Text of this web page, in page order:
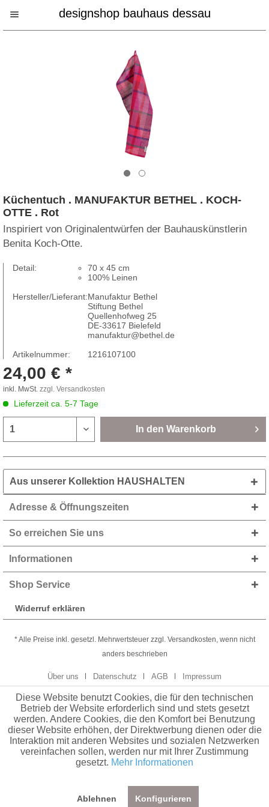
designshop bauhaus dessau
Küchentuch . MANUFAKTUR BETHEL . KOCH-
OTTE . Rot
Inspiriert von Originalentwürfen der Bauhauskünstlerin
Benita Koch-Otte.
Detail:
70 x 45 cm
100% Leinen
Hersteller/Lieferant:Manufaktur Bethel
Stiftung Bethel
Quellenhofweg 25
DE-33617 Bielefeld
manufaktur@bethel.de
Artikelnummer:
1216107100
24,00 € *
inkl. MwSt. zzgl. Versandkosten
Lieferzeit ca. 5-7 Tage
In den Warenkorb
Aus unserer Kollektion HAUSHALTEN
Adresse & Öffnungszeiten
So erreichen Sie uns
Informationen
Shop Service
Widerruf erklären
* Alle Preise inkl. gesetzl. Mehrwertsteuer zzgl. Versandkosten, wenn nicht
anders beschrieben
Über uns Datenschutz AGB Impressum
Diese Website benutzt Cookies, die für den technischen
Betrieb der Website erforderlich sind und stets gesetzt
werden. Andere Cookies, die den Komfort bei Benutzung
dieser Website erhöhen, der Direktwerbung dienen oder die
Interaktion mit anderen Websites und sozialen Netzwerken
vereinfachen sollen, werden nur mit Ihrer Zustimmung
gesetzt. Mehr Informationen
Ablehnen Konfigurieren